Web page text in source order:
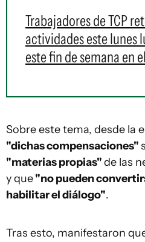
Trabajadores de TCP
actividades este lunes
este fin de semana en
Sobre este tema, desde la
"dichas compensaciones"
"materias propias"de las
y que"no pueden
habilitar el diálogo".
Tras esto, manifestaron